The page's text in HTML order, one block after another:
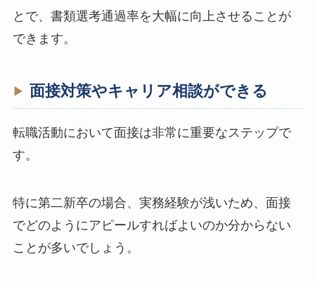
とで、書類選考通過率を大幅に向上させることが
できます。
面接対策やキャリア相談ができる
転職活動において面接は非常に重要なステップで
す。
特に第二新卒の場合、実務経験が浅いため、面接
でどのようにアピールすればよいのか分からない
ことが多いでしょう。